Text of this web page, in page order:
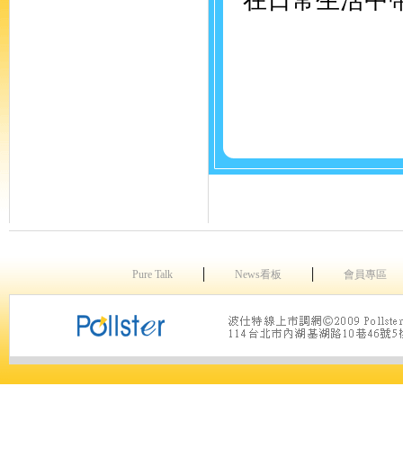
Pure Talk News看板 會員專區